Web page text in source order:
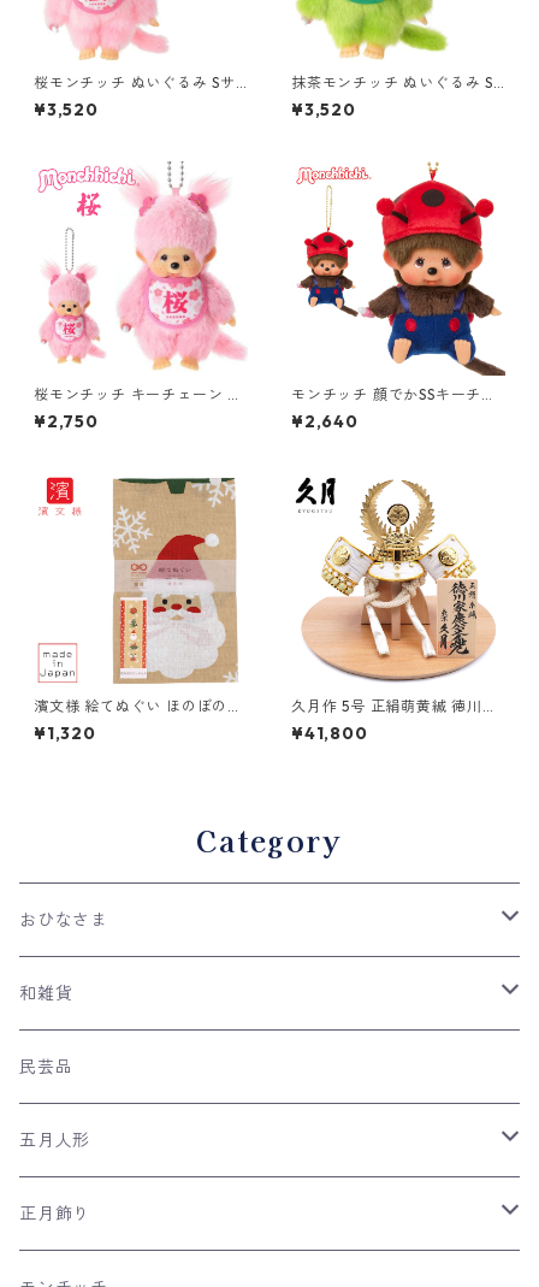
桜モンチッチ ぬいぐるみ Sサ
イズ 女の子 249923 セキグチ
(Sekiguchi)
¥3,520
抹茶モンチッチ ぬいぐるみ S
サイズ 男の子 249947 セキグ
チ(Sekiguchi)
¥3,520
桜モンチッチ キーチェーン 女
の子 249930 セキグチ(Sekig
uchi)
¥2,750
モンチッチ 顔でかSSキーチェ
ーン てんとう虫 245949 セキ
グチ(Sekiguchi)
¥2,640
濱文様 絵てぬぐい ほのぼのク
リスマス
¥1,320
久月作 5号 正絹萌黄縅 徳川家
康公ノ兜 さくら台飾り 五月人
形/端午の節句/子供の日/男の
¥41,800
Category
おひなさま
親王飾り
収納台飾り
平飾り
ケース飾り
木目込み人形
つるし雛
和雑貨
手ぬぐい
ネコの和雑貨
風呂敷
民芸品
五月人形
兜飾り
正月飾り